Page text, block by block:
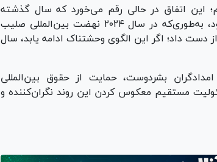
دست داده‌ایم؛ این اتفاق در حالی رقم می‌خورد که سال گذشته
مرگ‌بارترین سال ثبت‌شده برای امدادگران بشردوست بود، به‌طوری‌که در سال ۲۰۲۴ نهضت بین‌المللی صلیب
و داوطلب خود را از دست داد؛ اگر این الگوی وحشتناک ادامه یابد، سال
بشردوست، حمایت از حقوق بین‌المللی
مستقیم معکوس کردن این روند نگران‌کننده و